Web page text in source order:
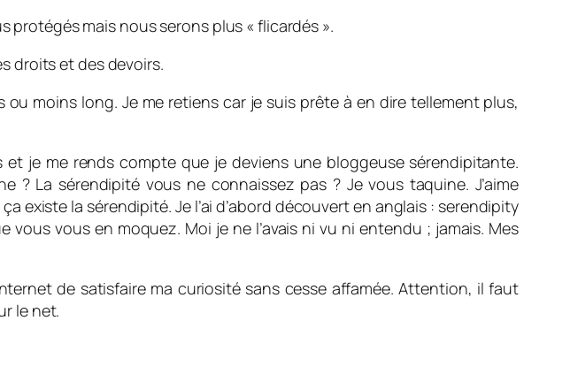
protégés mais nous serons plus « flicardés ».
droits et des devoirs.
moins long. Je me retiens car je suis prête à en dire tellement plus,
je me rends compte que je deviens une bloggeuse sérendipitante.
? La sérendipité vous ne connaissez pas ? Je vous taquine. J’aime
existe la sérendipité. Je l’ai d’abord découvert en anglais : serendipity
vous vous en moquez. Moi je ne l’avais ni vu ni entendu ; jamais. Mes
de satisfaire ma curiosité sans cesse affamée. Attention, il faut
le net.